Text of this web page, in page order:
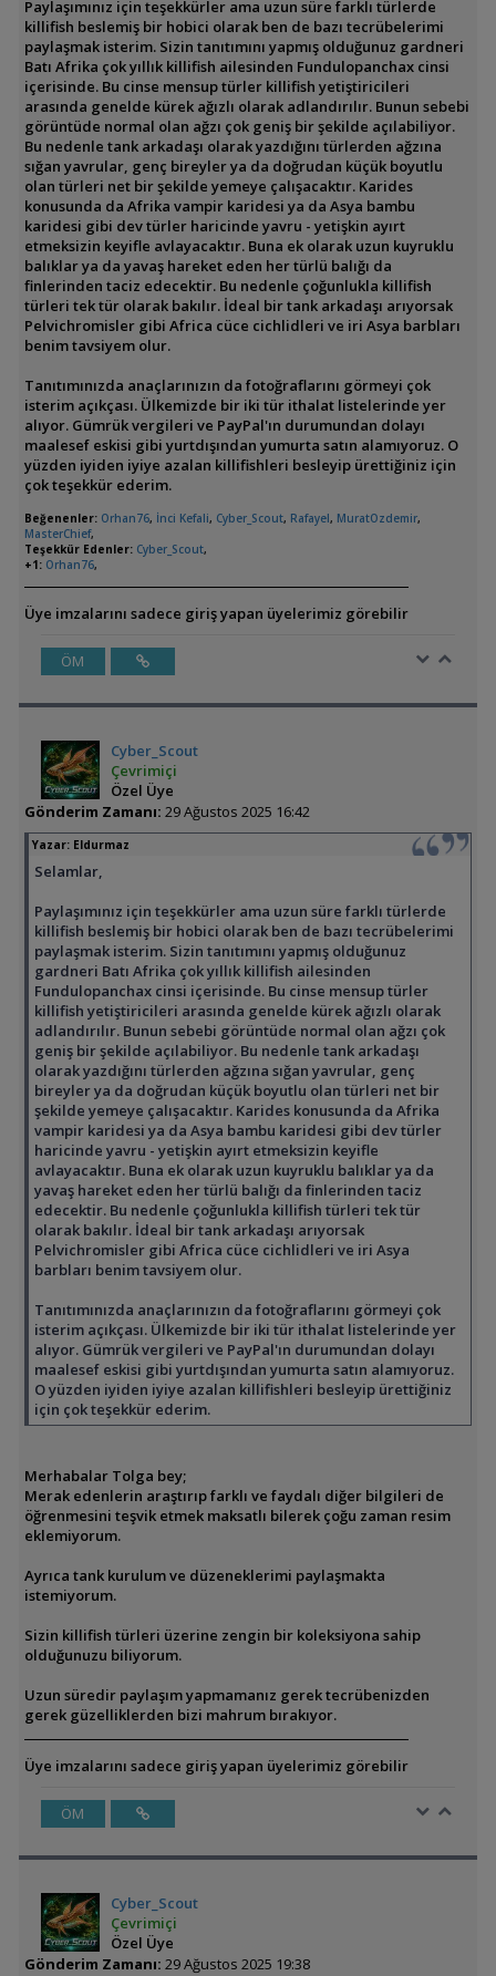
Paylaşımınız için teşekkürler ama uzun süre farklı türlerde
killifish beslemiş bir hobici olarak ben de bazı tecrübelerimi
paylaşmak isterim. Sizin tanıtımını yapmış olduğunuz gardneri
Batı Afrika çok yıllık killifish ailesinden Fundulopanchax cinsi
içerisinde. Bu cinse mensup türler killifish yetiştiricileri
arasında genelde kürek ağızlı olarak adlandırılır. Bunun sebebi
görüntüde normal olan ağzı çok geniş bir şekilde açılabiliyor.
Bu nedenle tank arkadaşı olarak yazdığını türlerden ağzına
sığan yavrular, genç bireyler ya da doğrudan küçük boyutlu
olan türleri net bir şekilde yemeye çalışacaktır. Karides
konusunda da Afrika vampir karidesi ya da Asya bambu
karidesi gibi dev türler haricinde yavru - yetişkin ayırt
etmeksizin keyifle avlayacaktır. Buna ek olarak uzun kuyruklu
balıklar ya da yavaş hareket eden her türlü balığı da
finlerinden taciz edecektir. Bu nedenle çoğunlukla killifish
türleri tek tür olarak bakılır. İdeal bir tank arkadaşı arıyorsak
Pelvichromisler gibi Africa cüce cichlidleri ve iri Asya barbları
benim tavsiyem olur.
Tanıtımınızda anaçlarınızın da fotoğraflarını görmeyi çok
isterim açıkçası. Ülkemizde bir iki tür ithalat listelerinde yer
alıyor. Gümrük vergileri ve PayPal'ın durumundan dolayı
maalesef eskisi gibi yurtdışından yumurta satın alamıyoruz. O
yüzden iyiden iyiye azalan killifishleri besleyip ürettiğiniz için
çok teşekkür ederim.
Beğenenler: Orhan76, İnci Kefali, Cyber_Scout, Rafayel, MuratOzdemir,
MasterChief,
Teşekkür Edenler: Cyber_Scout,
+1: Orhan76,
Üye imzalarını sadece giriş yapan üyelerimiz görebilir
ÖM
Cyber_Scout
Çevrimiçi
Özel Üye
Gönderim Zamanı: 29 Ağustos 2025 16:42
Yazar: Eldurmaz
Selamlar,
Paylaşımınız için teşekkürler ama uzun süre farklı türlerde
killifish beslemiş bir hobici olarak ben de bazı tecrübelerimi
paylaşmak isterim. Sizin tanıtımını yapmış olduğunuz
gardneri Batı Afrika çok yıllık killifish ailesinden
Fundulopanchax cinsi içerisinde. Bu cinse mensup türler
killifish yetiştiricileri arasında genelde kürek ağızlı olarak
adlandırılır. Bunun sebebi görüntüde normal olan ağzı çok
geniş bir şekilde açılabiliyor. Bu nedenle tank arkadaşı
olarak yazdığını türlerden ağzına sığan yavrular, genç
bireyler ya da doğrudan küçük boyutlu olan türleri net bir
şekilde yemeye çalışacaktır. Karides konusunda da Afrika
vampir karidesi ya da Asya bambu karidesi gibi dev türler
haricinde yavru - yetişkin ayırt etmeksizin keyifle
avlayacaktır. Buna ek olarak uzun kuyruklu balıklar ya da
yavaş hareket eden her türlü balığı da finlerinden taciz
edecektir. Bu nedenle çoğunlukla killifish türleri tek tür
olarak bakılır. İdeal bir tank arkadaşı arıyorsak
Pelvichromisler gibi Africa cüce cichlidleri ve iri Asya
barbları benim tavsiyem olur.
Tanıtımınızda anaçlarınızın da fotoğraflarını görmeyi çok
isterim açıkçası. Ülkemizde bir iki tür ithalat listelerinde yer
alıyor. Gümrük vergileri ve PayPal'ın durumundan dolayı
maalesef eskisi gibi yurtdışından yumurta satın alamıyoruz.
O yüzden iyiden iyiye azalan killifishleri besleyip ürettiğiniz
için çok teşekkür ederim.
Merhabalar Tolga bey;
Merak edenlerin araştırıp farklı ve faydalı diğer bilgileri de
öğrenmesini teşvik etmek maksatlı bilerek çoğu zaman resim
eklemiyorum.
Ayrıca tank kurulum ve düzeneklerimi paylaşmakta
istemiyorum.
Sizin killifish türleri üzerine zengin bir koleksiyona sahip
olduğunuzu biliyorum.
Uzun süredir paylaşım yapmamanız gerek tecrübenizden
gerek güzelliklerden bizi mahrum bırakıyor.
Üye imzalarını sadece giriş yapan üyelerimiz görebilir
ÖM
Cyber_Scout
Çevrimiçi
Özel Üye
Gönderim Zamanı: 29 Ağustos 2025 19:38